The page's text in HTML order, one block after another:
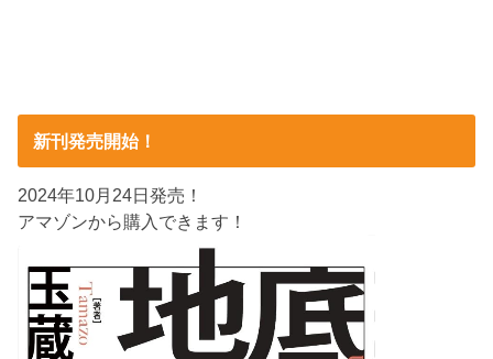
新刊発売開始！
2024年10月24日発売！
アマゾンから購入できます！